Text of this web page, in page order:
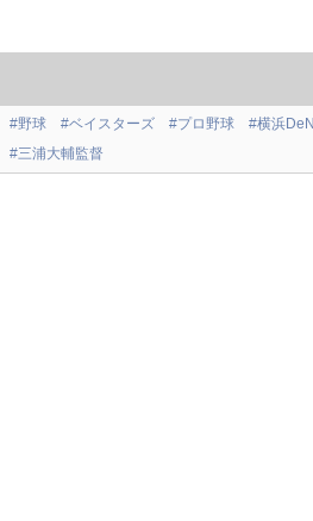
#野球 #ベイスターズ #プロ野球 #横浜
#三浦大輔監督